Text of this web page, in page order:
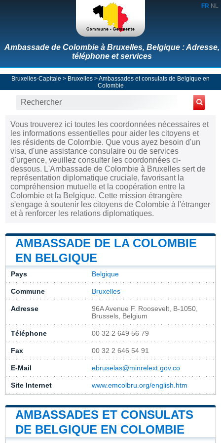
FR NL
Ambassade de Colombie à Bruxelles, Belgique : Adresse,
téléphone et services
Bruxelles-Capitale > Bruxelles >Ambassades et consulats de Belgique en
Colombie
Vous trouverez ici toutes les coordonnées nécessaires et
les informations essentielles pour aider les citoyens et
les résidents de Colombie. Que vous ayez besoin d'un
visa, d'une assistance consulaire ou de services
d'urgence, veuillez consulter les coordonnées ci-
dessous. L'Ambassade de Colombie à Bruxelles sert de
représentation diplomatique cruciale, favorisant la
compréhension mutuelle et la coopération entre la
Colombie et la Belgique. Cette mission étrangère
s'engage à soutenir les citoyens de Colombie à l'étranger
et à renforcer les relations diplomatiques.
AMBASSADE DE LA COLOMBIE
EN BELGIQUE
Pays Belgique
Commune Bruxelles
Adresse
96A Avenue F. Roosevelt, B-1050,
Brussels, Belgium
Téléphone 00 32 2 649 56 79
Fax 00 32 2 646 54 91
E-Mail ebruselas@minrelext.gov.co
Site Internet www.emcolbru.org/english.htm
AMBASSADES ET CONSULATS
DE BELGIQUE EN COLOMBIE